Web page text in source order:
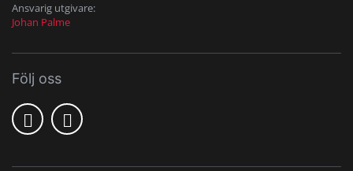
Ansvarig utgivare:
Johan Palme
Följ oss